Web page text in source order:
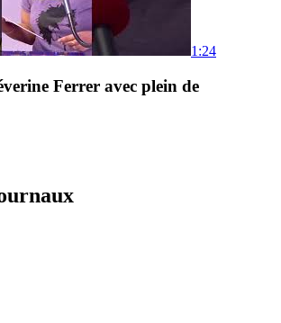
1:24
Ferrer avec plein de